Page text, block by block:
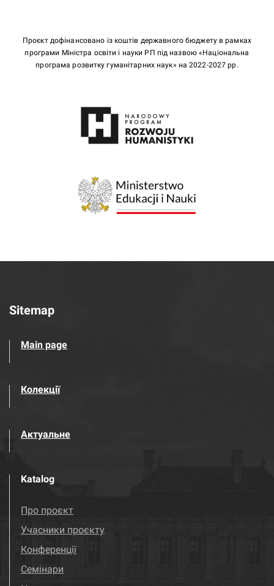
Проєкт дофінансовано із коштів державного бюджету в рамках
програми Міністра освіти і науки РП під назвою «Національна
програма розвитку гуманітарних наук» на 2022-2027 рр.
Sitemap
Main page
Колекції
Актуальне
Katalog
Про проєкт
Учасники проєкту
Конференції
Семінари